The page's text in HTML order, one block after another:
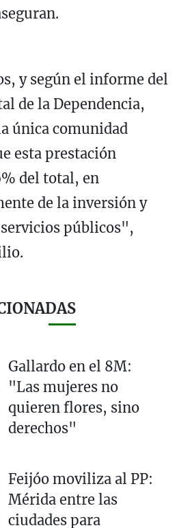
y según el informe del
de la Dependencia,
única comunidad
esta prestación
del total, en
de la inversión y
públicos",
Gallardo en el 8M:
"Las mujeres no
quieren flores, sino
derechos"
Feijóo moviliza al PP:
Mérida entre las
ciudades para